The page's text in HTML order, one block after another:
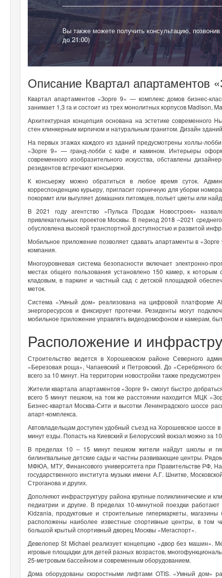
Вы также можете получить консультацию,
до 21:00)
Описание Квартал апартаментов
Квартал апартаментов «Зорге 9» — комплекс домов бизнес-
занимает 1,3 га и состоит из трех монолитных корпусов Madison,
Архитектурная концепция основана на эстетике
стен клинкерным кирпичом и натуральным гранитом. Дизайн
На первых этажах каждого из зданий предусмотрены холлы-
«Зорге 9» — гранд-лобби с кафе и камином. Интерьеры
современного изобразительного искусства, обставлены
резидентов встречают консьержи.
К консьержу можно обратиться в любое время суток.
корреспонденцию курьеру, пригласит горничную для уборки
покормит или выгуляет домашних питомцев, польет цветы или
В 2021 году агентство «Пульса Продаж Новостроек»
привлекательных проектов Москвы. В период 2018 –2021
обусловлена высокой транспортной доступностью и развитой
Мобильное приложение позволяет сдавать апартаменты в
компания.
Многоуровневая система безопасности включает электронно-
местах общего пользования установлено 150 камер, к
кладовым, в паркинг и частный сад с детской площадкой
меток.
Система «Умный дом» реализована на цифровой платформе
энергоресурсов и фиксирует протечки. Резиденты могут
мобильное приложение управлять видеодомофоном и камерам,
Расположение и
Строительство ведется в Хорошевском районе Северного
«‎Березовая роща», Чапаевский и Петровский. До
всего за 10 минут. На территории новостройки также
Жители квартала апартаментов «Зорге 9» смогут быстро
всего 5 минут пешком, на том же расстоянии находится МЦК
Бизнес-квартал Москва-Сити и высотки Ленинградского шоссе
апарт-комплекса.
Автовладельцам доступен удобный съезд на Хорошевское шоссе
минут езды. Попасть на Киевский и Белорусский вокзал можно за
В пределах 10 – 15 минут пешком жители найдут школы и
билингвальные детские сады и частны развивающие центры.
МФЮА, МТУ, Финансового университета при Правительстве РФ,
государственного института музыки имени А.Г. Шнитке,
Строганова и других.
Дополняют инфраструктуру района крупные поликлинические и
педиатрии и другие. В пределах 10-минутной поездки работают
Kidzania, продуктовые и строительные гипермаркеты,
расположены наиболее известные спортивные центры, в
большой крытый спортивный дворец Москвы «Мегаспорт».
Девелопер St Michael реализует концепцию «‎двор без машин».
игровые площадки для детей разных возрастов,
25-метровым бассейном и современным оборудованием.
Дома оборудованы скоростными лифтами OTIS. «Умный дом»